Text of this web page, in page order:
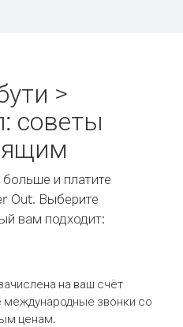
>
советы
больше и платите
Out. Выберите
вам подходит:
на ваш счёт
международные звонки со
ценам.